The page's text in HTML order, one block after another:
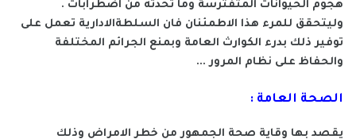
هجوم الحيوانات المتفترسة وما تحدثه من اضطرابات .
وليتحقق للمرء هذا الاطمئنان فان السلطةالادارية تعمل على
توفير ذلك بدرء الكوارث العامة وبمنع الجرائم المختلفة
والحفاظ على نظام المرور ...
الصحة العامة :
يقصد بها وقاية صحة الجمهور من خطر الامراض وذلك